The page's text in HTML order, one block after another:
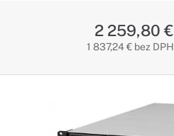
2 259,80 €
1 837,24 € bez DPH